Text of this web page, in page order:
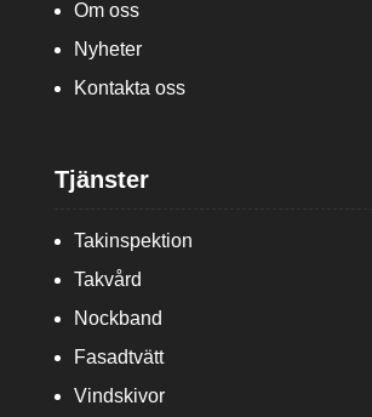
Om oss
Nyheter
Kontakta oss
Tjänster
Takinspektion
Takvård
Nockband
Fasadtvätt
Vindskivor